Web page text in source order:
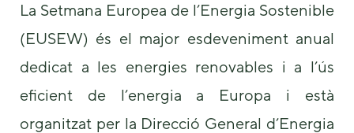
La Setmana Europea de l’Energia Sostenible
(EUSEW) és el major esdeveniment anual
dedicat a les energies renovables i a l’ús
eficient de l’energia a Europa i està
organitzat per la Direcció General d’Energia